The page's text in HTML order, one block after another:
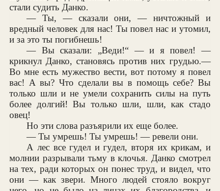
стали судить Данко.
— Ты, — сказали они, — ничтожный и
вредный человек для нас! Ты повел нас и утомил,
и за это ты погибнешь!
— Вы сказали: „Веди!“ — и я повел! —
крикнул Данко, становясь против них грудью.—
Во мне есть мужество вести, вот потому я повел
вас! А вы? Что сделали вы в помощь себе? Вы
только шли и не умели сохранить силы на путь
более долгий! Вы только шли, шли, как стадо
овец!
Но эти слова разъярили их еще более.
— Ты умрешь! Ты умрешь! — ревели они.
А лес все гудел и гудел, вторя их крикам, и
молнии разрывали тьму в клочья. Данко смотрел
на тех, ради которых он понес труд, и видел, что
они — как звери. Много людей стояло вокруг